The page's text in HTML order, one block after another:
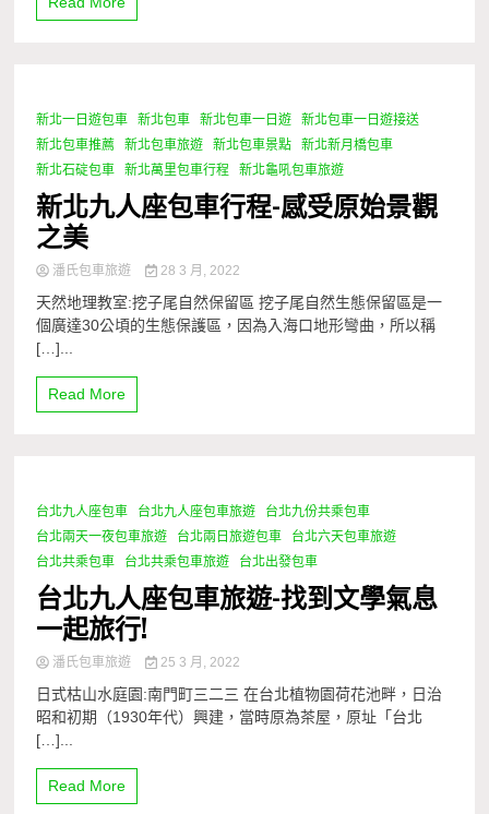
1 Minute
新北一日遊包車 新北包車 新北包車一日遊
新北包車一日遊接送
新北包車推薦
新北包車旅遊 新北包車景點
新北新月橋包車
新北石碇包車
新北萬里包車行程 新北龜吼包車旅遊
新北九人座包車行程-感受原始景觀
之美
潘氏包車旅遊 28 3 月, 2022
天然地理教室:挖子尾自然保留區 挖子尾自然生態保留區是一
個廣達30公頃的生態保護區，因為入海口地形彎曲，所以稱
[…]...
Read More
1 Minute
台北九人座包車 台北九人座包車旅遊
台北九份共乘包車
台北兩天一夜包車旅遊
台北兩日旅遊包車
台北六天包車旅遊
台北共乘包車
台北共乘包車旅遊 台北出發包車
台北九人座包車旅遊-找到文學氣息
一起旅行!
潘氏包車旅遊 25 3 月, 2022
日式枯山水庭園:南門町三二三 在台北植物園荷花池畔，日治
昭和初期（1930年代）興建，當時原為茶屋，原址「台北
[…]...
Read More